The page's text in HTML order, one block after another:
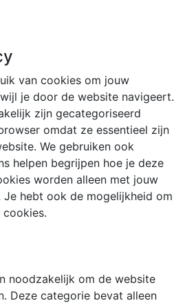
van cookies om jouw
je door de website navigeert.
zijn gecategoriseerd
omdat ze essentieel zijn
We gebruiken ook
helpen begrijpen hoe je deze
worden alleen met jouw
hebt ook de mogelijkheid om
noodzakelijk om de website
Deze categorie bevat alleen